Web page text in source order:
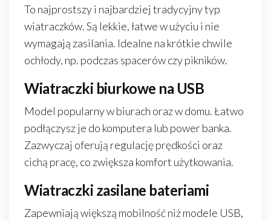
To najprostszy i najbardziej tradycyjny typ
wiatraczków. Są lekkie, łatwe w użyciu i nie
wymagają zasilania. Idealne na krótkie chwile
ochłody, np. podczas spacerów czy pikników.
Wiatraczki biurkowe na USB
Model popularny w biurach oraz w domu. Łatwo
podłączysz je do komputera lub power banka.
Zazwyczaj oferują regulację prędkości oraz
cichą pracę, co zwiększa komfort użytkowania.
Wiatraczki zasilane bateriami
Zapewniają większą mobilność niż modele USB,